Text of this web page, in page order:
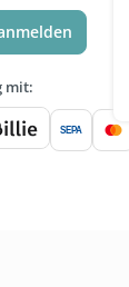
mit:
SEPA